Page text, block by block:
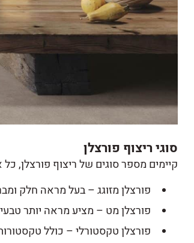
סוגי ריצוף פורצלן
קיימים מספר סוגים שלריצוף פורצלן, כל
פורצלן מזוגג – בעל מראה חלק
פורצלן מט – מציע מראה יותר
פורצלן טקסטורלי – כולל